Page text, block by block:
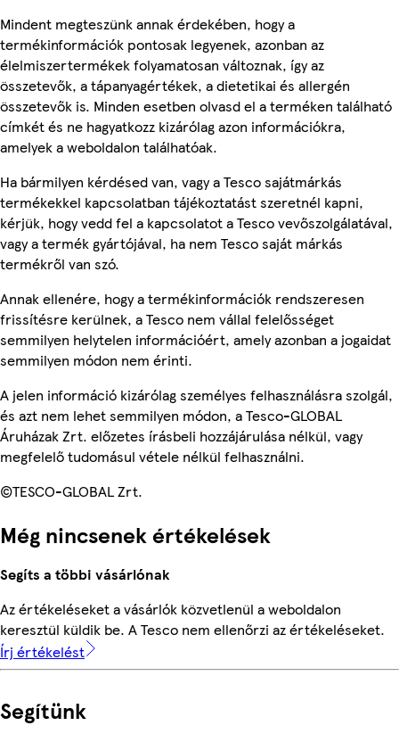
Mindent megteszünk annak érdekében, hogy a
termékinformációk pontosak legyenek, azonban az
élelmiszertermékek folyamatosan változnak, így az
összetevők, a tápanyagértékek, a dietetikai és allergén
összetevők is. Minden esetben olvasd el a terméken található
címkét és ne hagyatkozz kizárólag azon információkra,
amelyek a weboldalon találhatóak.
Ha bármilyen kérdésed van, vagy a Tesco sajátmárkás
termékekkel kapcsolatban tájékoztatást szeretnél kapni,
kérjük, hogy vedd fel a kapcsolatot a Tesco vevőszolgálatával,
vagy a termék gyártójával, ha nem Tesco saját márkás
termékről van szó.
Annak ellenére, hogy a termékinformációk rendszeresen
frissítésre kerülnek, a Tesco nem vállal felelősséget
semmilyen helytelen információért, amely azonban a jogaidat
semmilyen módon nem érinti.
A jelen információ kizárólag személyes felhasználásra szolgál,
és azt nem lehet semmilyen módon, a Tesco-GLOBAL
Áruházak Zrt. előzetes írásbeli hozzájárulása nélkül, vagy
megfelelő tudomásul vétele nélkül felhasználni.
©TESCO-GLOBAL Zrt.
Még nincsenek értékelések
Segíts a többi vásárlónak
Az értékeléseket a vásárlók közvetlenül a weboldalon
keresztül küldik be. A Tesco nem ellenőrzi az értékeléseket.
Írj értékelést
Segítünk